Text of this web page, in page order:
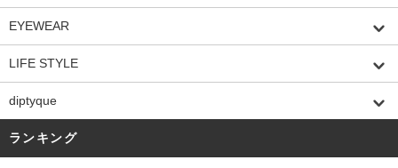
EYEWEAR
LIFE STYLE
diptyque
ランキング